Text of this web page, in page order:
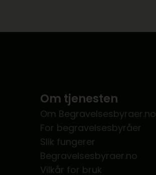
Om tjenesten
Om Begravelsesbyraer.no
For begravelsesbyråer
Slik fungerer
Begravelsesbyraer.no
Vilkår for bruk